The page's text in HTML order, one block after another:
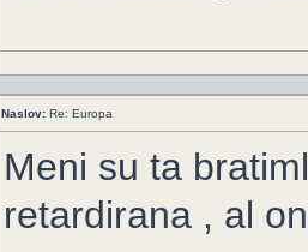
Naslov: Re: Europa
Meni su ta
retardirana , al